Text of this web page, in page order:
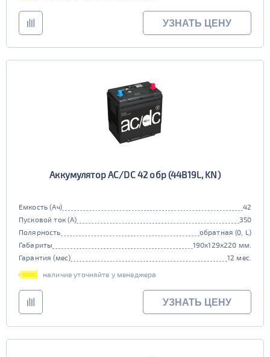
УЗНАТЬ ЦЕНУ
Аккумулятор AC/DC 42 обр (44B19L, KN)
Емкость (Ач)
42
Пусковой ток (А)
350
Полярность
обратная (0, L)
Габариты
190x129x220 мм.
Гарантия (мес)
12 мес.
наличие уточняйте у менеджера
УЗНАТЬ ЦЕНУ